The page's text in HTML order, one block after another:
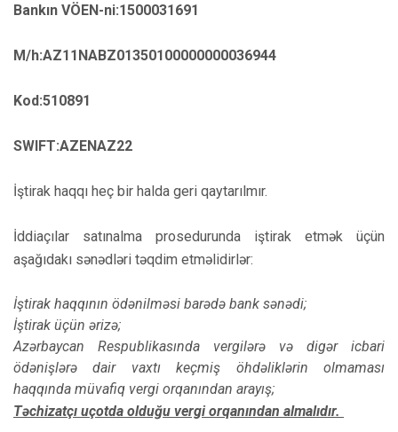
Bankın VÖEN-ni:1500031691
M/h:AZ11NABZ01350100000000036944
Kod:510891
SWIFT:AZENAZ22
İştirak haqqı heç bir halda geri qaytarılmır.
İddiaçılar satınalma prosedurunda iştirak etmək üçün
aşağıdakı sənədləri təqdim etməlidirlər:
İştirak haqqının ödənilməsi barədə bank sənədi;
İştirak üçün ərizə;
Azərbaycan Respublikasında vergilərə və digər icbari
ödənişlərə dair vaxtı keçmiş öhdəliklərin olmaması
haqqında müvafiq vergi orqanından arayış;
Təchizatçı uçotda olduğu vergi orqanından almalıdır.